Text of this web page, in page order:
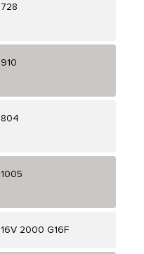
728
910
804
1005
16V 2000 G16F